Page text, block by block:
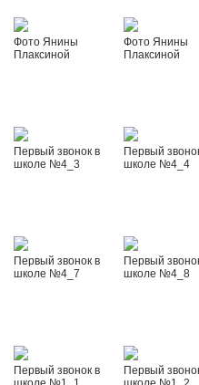
Фото Янины
Плаксиной
Фото Янины
Плаксиной
Первый звонок в
школе №4_3
Первый
школе №4_4
Первый звонок в
школе №4_7
Первый
школе №4_8
Первый звонок в
Первый